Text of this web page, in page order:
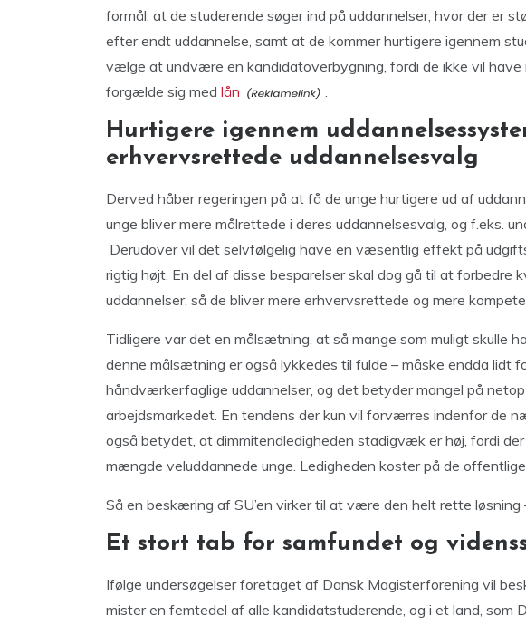
formål, at de studerende søger ind på uddannelser, hvor der er
efter endt uddannelse, samt at de kommer hurtigere igennem
vælge at undvære en kandidatoverbygning, fordi de ikke vil have
forgælde sig med lån .
Hurtigere igennem
erhvervsrettede uddannelsesvalg
Derved håber regeringen på at få de unge hurtigere ud af
unge bliver mere målrettede i deres uddannelsesvalg, og f.eks.
Derudover vil det selvfølgelig have en væsentlig effekt på
rigtig højt. En del af disse besparelser skal dog gå til at forbedre
uddannelser, så de bliver mere erhvervsrettede og mere
Tidligere var det en målsætning, at så mange som muligt skulle
denne målsætning er også lykkedes til fulde – måske endda lidt
håndværkerfaglige uddannelser, og det betyder mangel på
arbejdsmarkedet. En tendens der kun vil forværres indenfor de
også betydet, at dimmitendledigheden stadigvæk er høj, fordi
mængde veluddannede unge. Ledigheden koster på de
Så en beskæring af SU’en virker til at være den helt rette løsning
Et stort tab for samfundet og
Ifølge undersøgelser foretaget af Dansk Magisterforening vil
mister en femtedel af alle kandidatstuderende, og i et land, som